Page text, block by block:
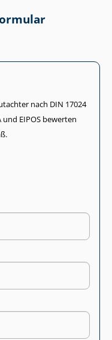
nach DIN 17024
und EIPOS bewerten